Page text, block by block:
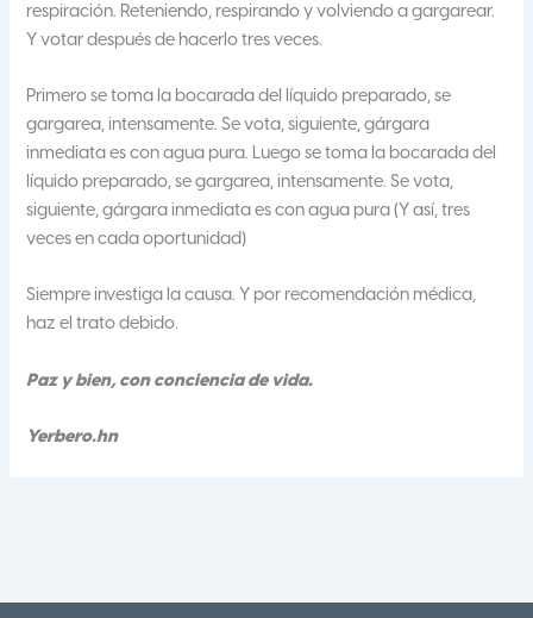
respiración. Reteniendo, respirando y volviendo a gargarear.
Y votar después de hacerlo tres veces.
Primero se toma la bocarada del líquido preparado, se
gargarea, intensamente. Se vota, siguiente, gárgara
inmediata es con agua pura. Luego se toma la bocarada del
líquido preparado, se gargarea, intensamente. Se vota,
siguiente, gárgara inmediata es con agua pura (Y así, tres
veces en cada oportunidad)
Siempre investiga la causa. Y por recomendación médica,
haz el trato debido.
Paz y bien, con conciencia de vida.
Yerbero.hn